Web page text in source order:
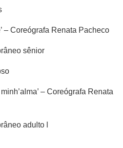
– Coreógrafa Renata Pacheco
sênior
– Coreógrafa Renata
adulto l